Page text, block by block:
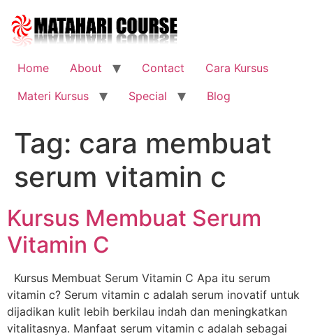
content
Home
About Contact
Cara Kursus
Materi Kursus
Special Blog
Tag: cara membuat
serum vitamin c
Kursus Membuat Serum
Vitamin C
Kursus Membuat Serum Vitamin C Apa itu serum
vitamin c? Serum vitamin c adalah serum inovatif untuk
dijadikan kulit lebih berkilau indah dan meningkatkan
vitalitasnya. Manfaat serum vitamin c adalah sebagai